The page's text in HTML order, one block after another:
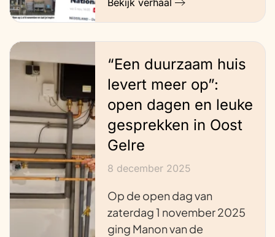
Bekijk verhaal
“Een duurzaam huis
levert meer op”:
open dagen en leuke
gesprekken in Oost
Gelre
8 december 2025
Op de open dag van
zaterdag 1 november 2025
ging Manon van de